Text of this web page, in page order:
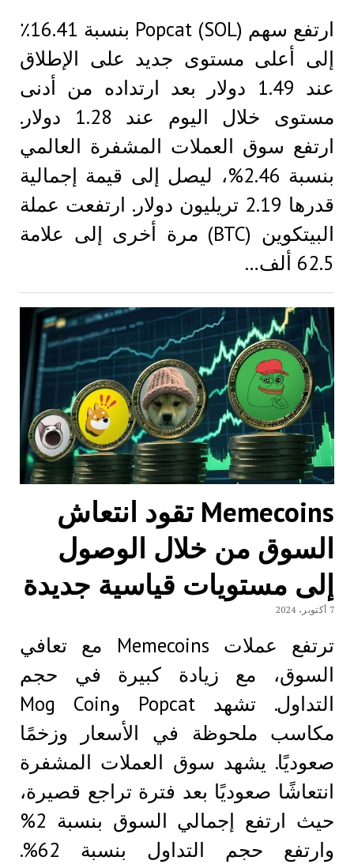
ارتفع سهم Popcat (SOL) بنسبة 16.41٪
إلى أعلى مستوى جديد على الإطلاق
عند 1.49 دولار بعد ارتداده من أدنى
مستوى خلال اليوم عند 1.28 دولار.
ارتفع سوق العملات المشفرة العالمي
بنسبة 2.46%، ليصل إلى قيمة إجمالية
قدرها 2.19 تريليون دولار. ارتفعت عملة
البيتكوين (BTC) مرة أخرى إلى علامة
62.5 ألف…
Memecoins تقود انتعاش
السوق من خلال الوصول
إلى مستويات قياسية جديدة
7 أكتوبر، 2024
ترتفع عملات Memecoins مع تعافي
السوق، مع زيادة كبيرة في حجم
التداول. تشهد Popcat وMog Coin
مكاسب ملحوظة في الأسعار وزخمًا
صعوديًا. يشهد سوق العملات المشفرة
انتعاشًا صعوديًا بعد فترة تراجع قصيرة،
حيث ارتفع إجمالي السوق بنسبة 2%
وارتفع حجم التداول بنسبة 62%.